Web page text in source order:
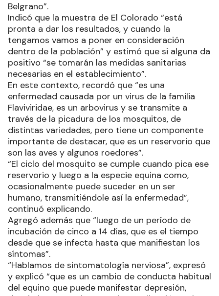
Belgrano”.
Indicó que la muestra de El Colorado “está
pronta a dar los resultados, y cuando la
tengamos vamos a poner en consideración
dentro de la población” y estimó que si alguna da
positivo “se tomarán las medidas sanitarias
necesarias en el establecimiento”.
En este contexto, recordó que “es una
enfermedad causada por un virus de la familia
Flaviviridae, es un arbovirus y se transmite a
través de la picadura de los mosquitos, de
distintas variedades, pero tiene un componente
importante de destacar, que es un reservorio que
son las aves y algunos roedores”.
“El ciclo del mosquito se cumple cuando pica ese
reservorio y luego a la especie equina como,
ocasionalmente puede suceder en un ser
humano, transmitiéndole así la enfermedad”,
continuó explicando.
Agregó además que “luego de un período de
incubación de cinco a 14 días, que es el tiempo
desde que se infecta hasta que manifiestan los
síntomas”.
“Hablamos de sintomatología nerviosa”, expresó
y explicó “que es un cambio de conducta habitual
del equino que puede manifestar depresión,